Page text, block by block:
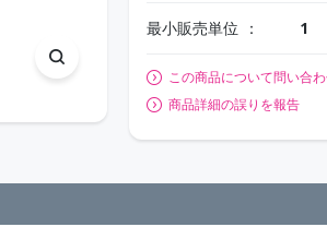
最小販売単位 1
この商品について問い合
商品詳細の誤りを報告